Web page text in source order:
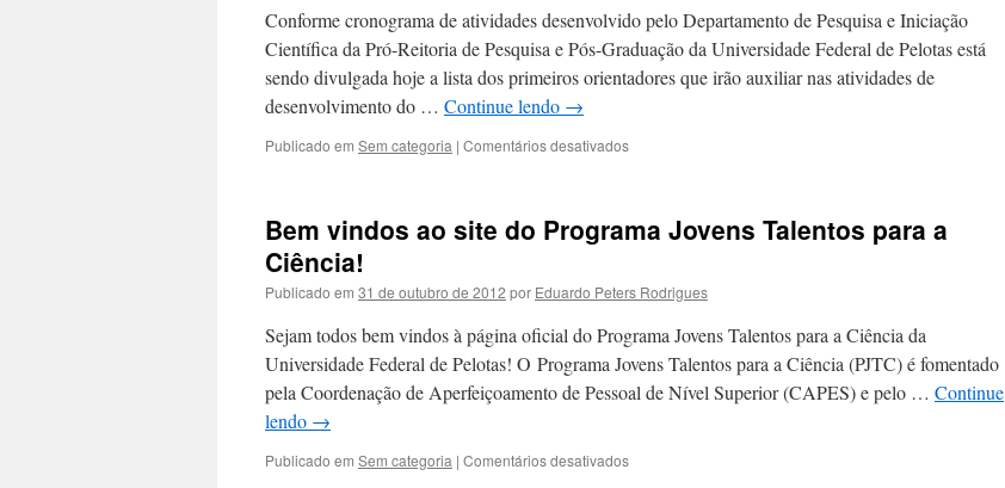
a
Ciência
Conforme cronograma de atividades desenvolvido pelo Departamento de Pesquisa e Iniciação
Científica da Pró-Reitoria de Pesquisa e Pós-Graduação da Universidade Federal de Pelotas está
sendo divulgada hoje a lista dos primeiros orientadores que irão auxiliar nas atividades de
desenvolvimento do … Continue lendo →
Publicado em Sem categoria | Comentários desativadosem
PJTC
Bem vindos ao site do Programa Jovens Talentos para a
Ciência!
Publicado em 31 de outubro de 2012 por Eduardo Peters Rodrigues
Sejam todos bem vindos à página oficial do Programa Jovens Talentos para a Ciência da
Universidade Federal de Pelotas! O Programa Jovens Talentos para a Ciência (PJTC) é fomentado
pela Coordenação de Aperfeiçoamento de Pessoal de Nível Superior (CAPES) e pelo … Continue
lendo →
Publicado em Sem categoria | Comentários desativadosem